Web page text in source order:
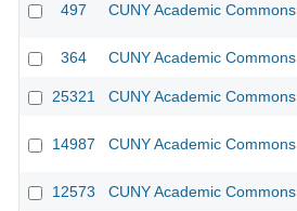
497 CUNY Academic Commons
364 CUNY Academic Commons
25321 CUNY Academic Commons
14987 CUNY Academic Commons
12573 CUNY Academic Commons